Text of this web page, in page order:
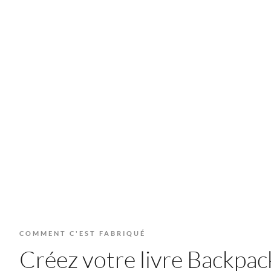
COMMENT C'EST FABRIQUÉ
Créez votre livre